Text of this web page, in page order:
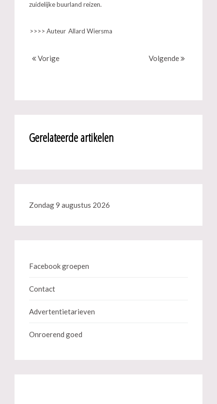
zuidelijke buurland reizen.
>>>> Auteur Allard Wiersma
Vorige Volgende
Gerelateerde artikelen
Zondag 9 augustus 2026
Facebook groepen
Contact
Advertentietarieven
Onroerend goed